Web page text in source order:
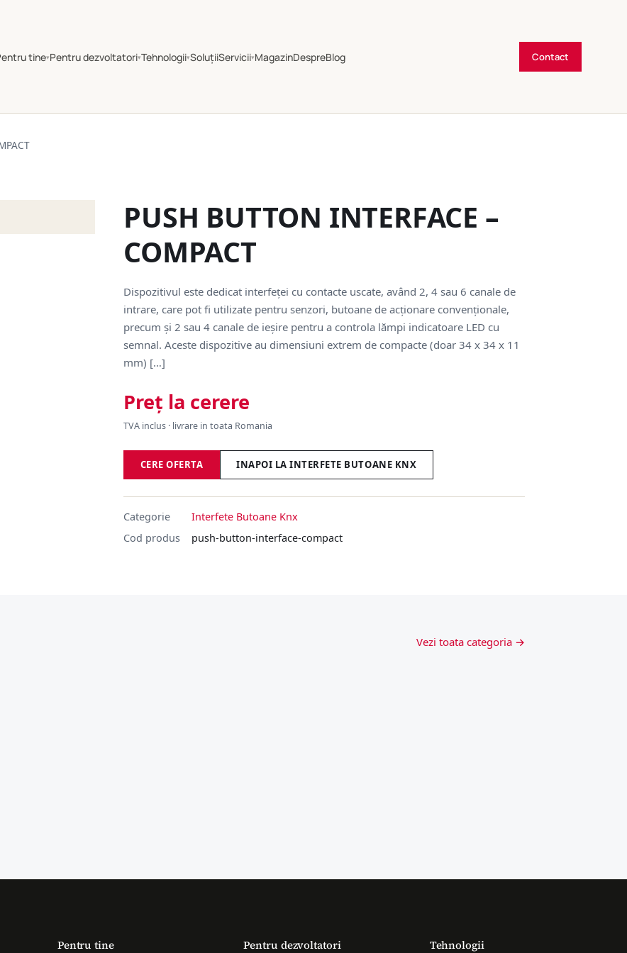
tine▾Pentru dezvoltatori▾Tehnologii▾SoluțiiServicii▾MagazinDespreBlog Contact
PUSH BUTTON INTERFACE –
COMPACT
Dispozitivul este dedicat interfeței cu contacte uscate, având 2, 4 sau 6 canale de
intrare, care pot fi utilizate pentru senzori, butoane de acționare convenționale,
precum și 2 sau 4 canale de ieșire pentru a controla lămpi indicatoare LED cu
semnal. Aceste dispozitive au dimensiuni extrem de compacte (doar 34 x 34 x 11
mm) […]
Preț la cerere
TVA inclus · livrare in toata Romania
CERE OFERTA INAPOI LA INTERFETE BUTOANE KNX
Categorie
Interfete Butoane Knx
Cod produs
push-button-interface-compact
Vezi toata categoria →
Pentru tine Pentru dezvoltatori Tehnologii